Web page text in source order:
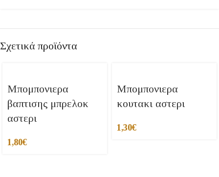
Σχετικά προϊόντα
Μπομπονιερα
βαπτισης μπρελοκ
αστερι
1,80€
Μπομπονιερα
κουτακι αστερι
1,30€